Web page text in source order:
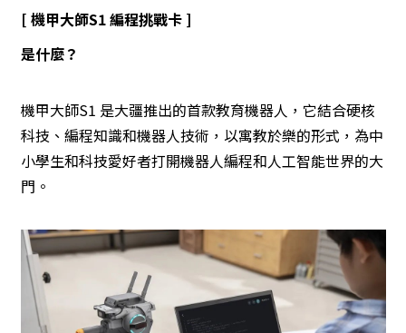
[ 機甲大師S1 編程挑戰卡 ]
是什麼？
機甲大師S1 是大疆推出的首款教育機器人，它結合硬核
科技、編程知識和機器人技術，以寓教於樂的形式，為中
小學生和科技愛好者打開機器人編程和人工智能世界的大
門。